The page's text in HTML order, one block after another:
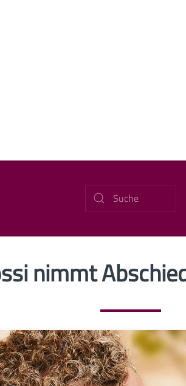
nimmt